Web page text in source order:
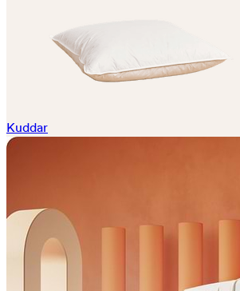
Kuddar